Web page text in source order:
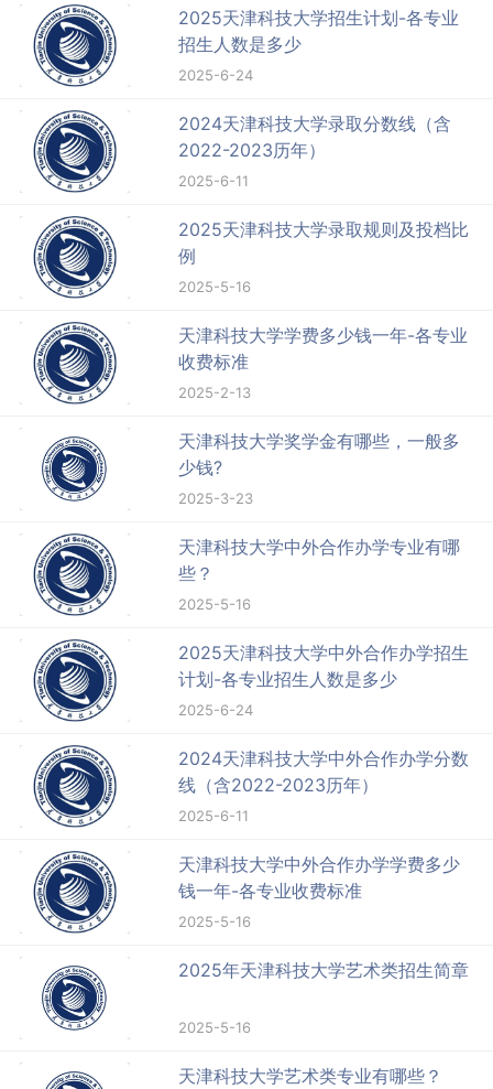
2025天津科技大学招生计划-各专业
招生人数是多少
2025-6-24
2024天津科技大学录取分数线（含
2022-2023历年）
2025-6-11
2025天津科技大学录取规则及投档比
例
2025-5-16
天津科技大学学费多少钱一年-各专业
收费标准
2025-2-13
天津科技大学奖学金有哪些，一般多
少钱?
2025-3-23
天津科技大学中外合作办学专业有哪
些？
2025-5-16
2025天津科技大学中外合作办学招生
计划-各专业招生人数是多少
2025-6-24
2024天津科技大学中外合作办学分数
线（含2022-2023历年）
2025-6-11
天津科技大学中外合作办学学费多少
钱一年-各专业收费标准
2025-5-16
2025年天津科技大学艺术类招生简章
2025-5-16
天津科技大学艺术类专业有哪些？